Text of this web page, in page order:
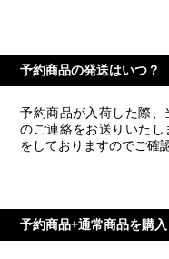
予約商品の発送はいつ？
予約商品が入荷した際、
のご連絡をお送りいた
をしておりますのでご確
予約商品+通常商品を購